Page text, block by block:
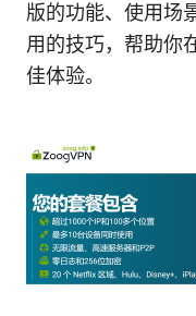
版的功能、使用场
用的技巧，帮助你
佳体验。